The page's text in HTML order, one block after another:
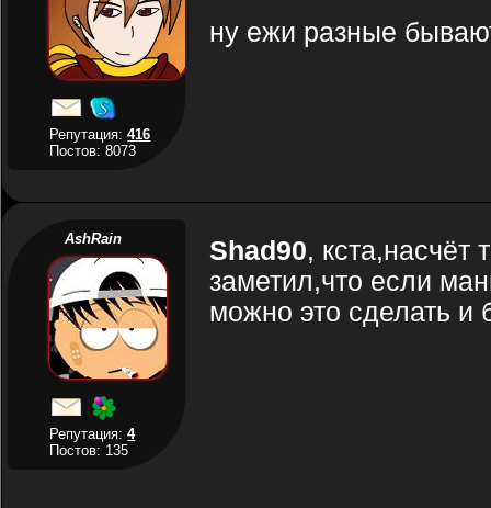
Репутация:416
Постов: 8073
ну ежи разные
AshRain
Репутация:4
Постов: 135
Shad90, кста,насчёт
заметил,что если
можно это сделать и